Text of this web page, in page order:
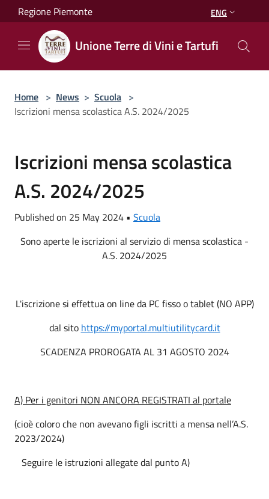
Salta al contenuto principale
Regione Piemonte ENG
Unione Terre di Vini e Tartufi
Home > News > Scuola >
Iscrizioni mensa scolastica A.S. 2024/2025
Iscrizioni mensa scolastica
A.S. 2024/2025
Published on 25 May 2024 • Scuola
Sono aperte le iscrizioni al servizio di mensa scolastica -
A.S. 2024/2025
L'iscrizione si effettua on line da PC fisso o tablet (NO APP)
dal sito https://myportal.multiutilitycard.it
SCADENZA PROROGATA AL 31 AGOSTO 2024
A) Per i genitori NON ANCORA REGISTRATI al portale
(cioè coloro che non avevano figli iscritti a mensa nell’A.S.
2023/2024)
Seguire le istruzioni allegate dal punto A)